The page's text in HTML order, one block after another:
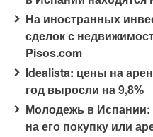
На иностранных
сделок с
Pisos.com
Idealista: цены на
год выросли на 9,8%
Молодежь в Испании:
на его покупку или